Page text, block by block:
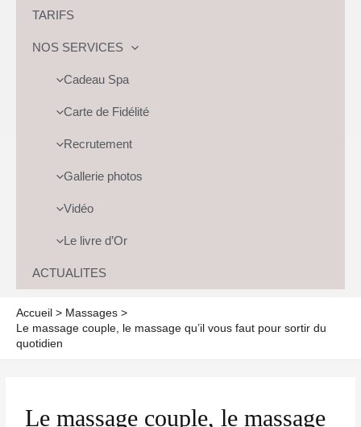
TARIFS
NOS SERVICES
Cadeau Spa
Carte de Fidélité
Recrutement
Gallerie photos
Vidéo
Le livre d’Or
ACTUALITES
Accueil
Massages
Le massage couple, le massage qu’il vous faut pour sortir du
quotidien
Le massage couple, le massage